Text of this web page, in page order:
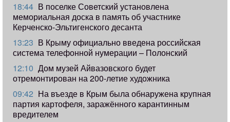
18:44 В поселке Советский установлена
мемориальная доска в память об участнике
Керченско-Эльтигенского десанта
13:23 В Крыму официально введена российская
система телефонной нумерации – Полонский
12:10 Дом музей Айвазовского будет
отремонтирован на 200-летие художника
09:42 ​На въезде в Крым была обнаружена крупная
партия картофеля, заражённого карантинным
вредителем